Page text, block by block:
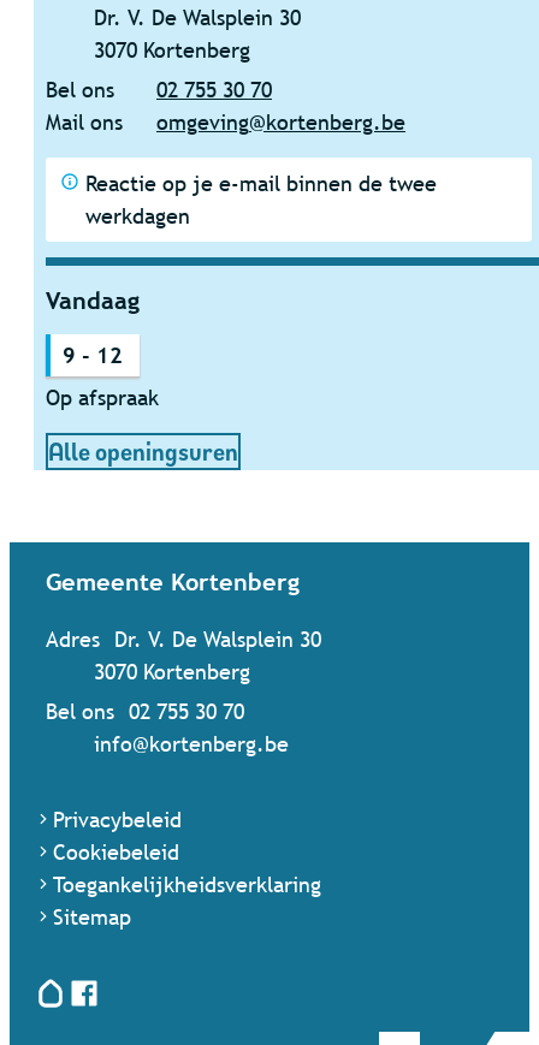
Dr. V. De Walsplein 30
,
3070 Kortenberg
Bel ons
02 755 30 70
Mail ons
omgeving@kortenberg.be
Reactie op je e-mail binnen de twee
werkdagen
Vandaag
9 - 12
Op afspraak
Alle openingsuren
Contact & openingsuren
Gemeente Kortenberg
Adres Dr. V. De Walsplein 30
,
3070 Kortenberg
Bel ons 02 755 30 70
Mail ons
info@kortenberg.be
Privacybeleid
Cookiebeleid
Toegankelijkheidsverklaring
Sitemap
HoplrFacebook